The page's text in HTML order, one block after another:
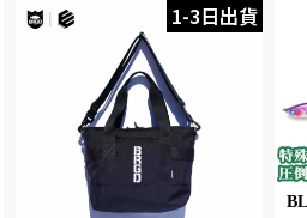
1-3日出貨